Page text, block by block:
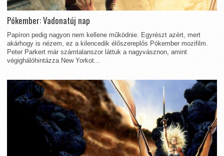
Pókember: Vadonatúj nap
Papíron pedig nagyon nem kellene működnie. Egyrészt azért, mert
akárhogy is nézem, ez a kilencedik élőszereplős Pókember mozifilm.
Peter Parkert már számtalanszor láttuk a nagyvásznon, amint
végighálóhintázza New Yorkot...